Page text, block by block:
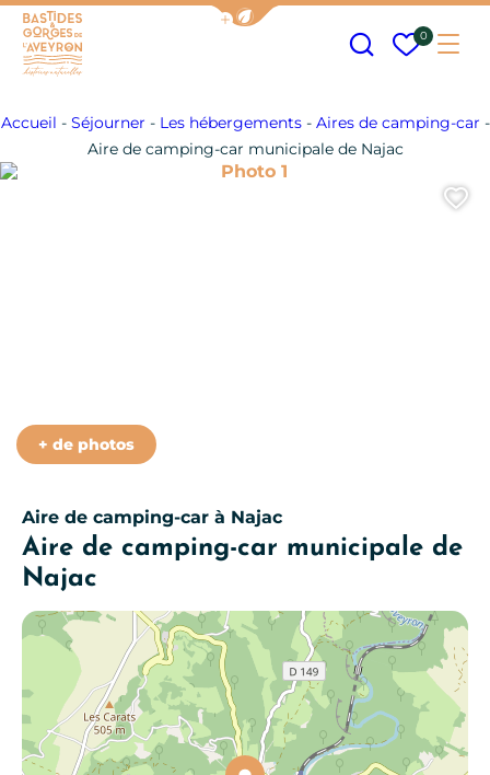
Afficher la barre de navigation
Mes
0
Accueil - Séjourner - Les hébergements- Aires de camping-car -
Aire de camping-car municipale de Najac
Aire de camping-car à Najac
Aire de camping-car municipale de
Najac
Photo 1
+ de photos